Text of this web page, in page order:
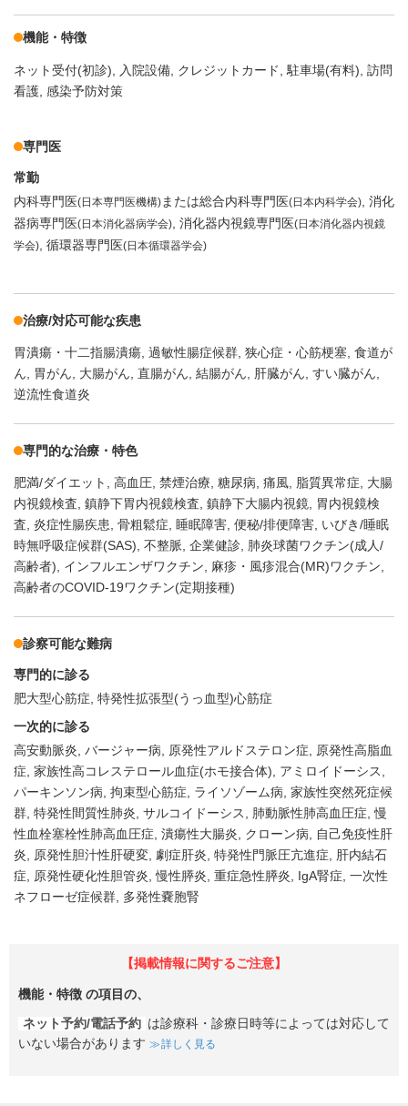
機能・特徴
ネット受付(初診) 入院設備 クレジットカード 駐車場(有料) 訪問
看護 感染予防対策
専門医
常勤
内科専門医(日本専門医機構) または総合内科専門医(日本内科学会) 消化
器病専門医(日本消化器病学会) 消化器内視鏡専門医(日本消化器内視鏡
学会) 循環器専門医(日本循環器学会)
治療/対応可能な疾患
胃潰瘍・十二指腸潰瘍 過敏性腸症候群 狭心症・心筋梗塞 食道が
ん
胃がん 大腸がん 直腸がん 結腸がん 肝臓がん すい臓がん
逆流性食道炎
専門的な治療・特色
肥満/ダイエット 高血圧 禁煙治療 糖尿病 痛風 脂質異常症
大腸
内視鏡検査 鎮静下胃内視鏡検査 鎮静下大腸内視鏡
胃内視鏡検
査 炎症性腸疾患 骨粗鬆症 睡眠障害 便秘/排便障害 いびき/睡眠
時無呼吸症候群(SAS) 不整脈 企業健診 肺炎球菌ワクチン(成人/
高齢者)
インフルエンザワクチン
麻疹・風疹混合(MR)ワクチン
高齢者のCOVID-19ワクチン(定期接種)
診察可能な難病
専門的に診る
肥大型心筋症 特発性拡張型(うっ血型)心筋症
一次的に診る
高安動脈炎 バージャー病 原発性アルドステロン症
原発性高脂血
症 家族性高コレステロール血症(ホモ接合体)
アミロイドーシス
パーキンソン病 拘束型心筋症 ライソゾーム病 家族性突然死症候
群 特発性間質性肺炎 サルコイドーシス 肺動脈性肺高血圧症 慢
性血栓塞栓性肺高血圧症 潰瘍性大腸炎 クローン病
自己免疫性肝
炎
原発性胆汁性肝硬変 劇症肝炎 特発性門脈圧亢進症
肝内結石
症
原発性硬化性胆管炎 慢性膵炎 重症急性膵炎 IgA腎症 一次性
ネフローゼ症候群 多発性嚢胞腎
【掲載情報に関するご注意】
機能・特徴 の項目の、
ネット予約/電話予約 は診療科・診療日時等によっては対応して
いない場合があります
詳しく見る